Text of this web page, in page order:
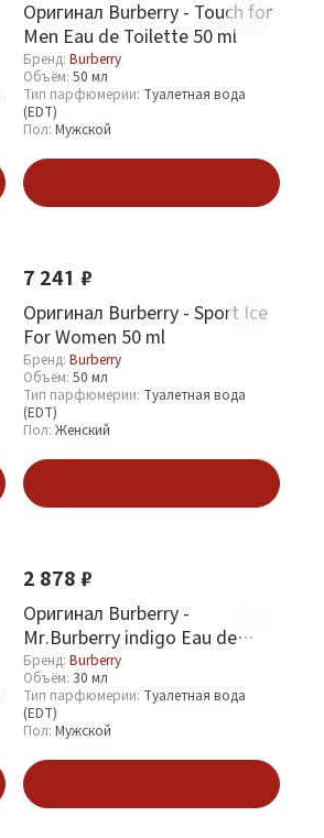
Оригинал Burberry - Touch for
Men Eau de Toilette 50 ml
Бренд: Burberry
Объём: 50 мл
Тип парфюмерии: Туалетная вода
(EDT)
Пол: Мужской
7 241 ₽
Оригинал Burberry - Sport Ice
For Women 50 ml
Бренд: Burberry
Объём: 50 мл
Тип парфюмерии: Туалетная вода
(EDT)
Пол: Женский
2 878 ₽
Оригинал Burberry -
Mr.Burberry indigo Eau de
Toilette 30 ml
Бренд: Burberry
Объём: 30 мл
Тип парфюмерии: Туалетная вода
(EDT)
Пол: Мужской